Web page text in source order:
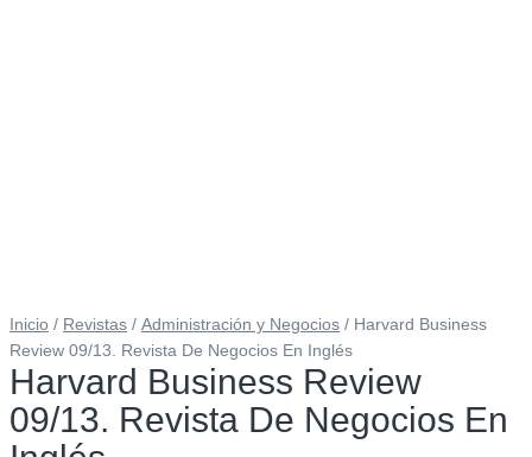
Inicio / Revistas / Administración y Negocios / Harvard Business
Review 09/13. Revista De Negocios En Inglés
Harvard Business Review
09/13. Revista De Negocios En